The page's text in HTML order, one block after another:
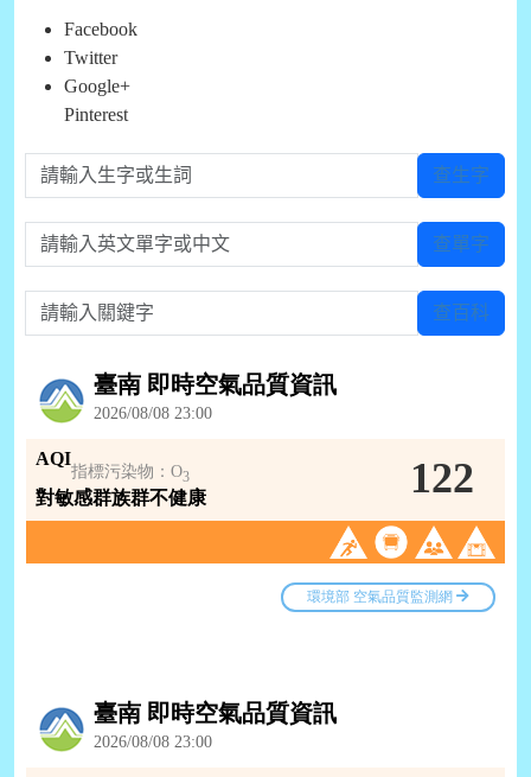
Facebook
Twitter
Google+
Pinterest
請輸入生字或生詞 查生字
請輸入英文單字或中文 查單字
請輸入關鍵字 查百科